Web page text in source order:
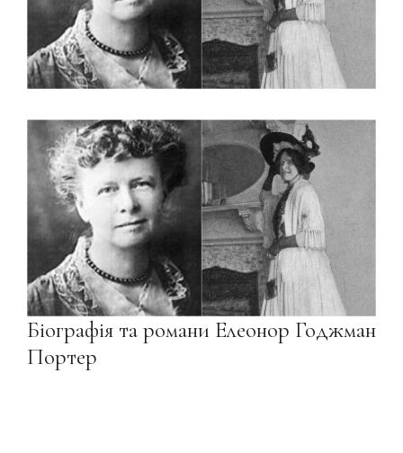
Біографія та романи Елеонор Годжман
Портер